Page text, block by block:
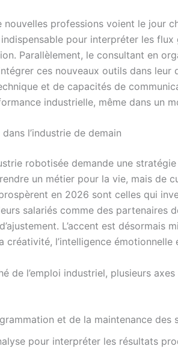
professions voient le jour
pour interpréter les
Parallèlement, le consultant en
ces nouveaux outils dans leur
et de capacités de
industrielle, même dans un
l’industrie de demain
robotisée demande une
un métier pour la vie, mais de
en 2026 sont celles qui
salariés comme des partenaires
L’accent est désormais
créativité, l’intelligence émotionnelle
de l’emploi industriel, plusieurs
et de la maintenance des
pour interpréter les résultats